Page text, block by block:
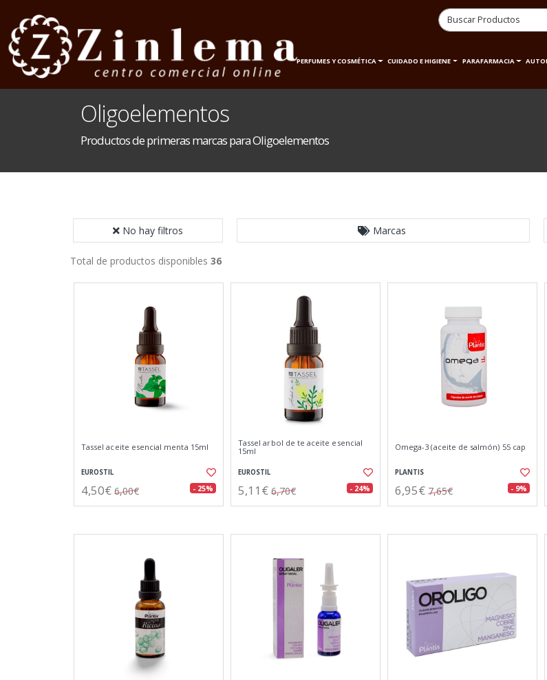
INICIO HOGAR PERFUMES Y COSMÉTICA CUIDADO E HIGIENE PARAFARMACIA
Oligoelementos
Productos de primeras marcas para Oligoelementos
No hay filtros Marcas
Total de productos disponibles 36
Tassel aceite esencial menta 15ml
EUROSTIL
4,50€ 6,00€ - 25%
Tassel arbol de te aceite esencial
15ml
EUROSTIL
5,11€ 6,70€ - 24%
Omega-3 (aceite de salmón) 55 cap
PLANTIS
6,95€ 7,65€ - 9%